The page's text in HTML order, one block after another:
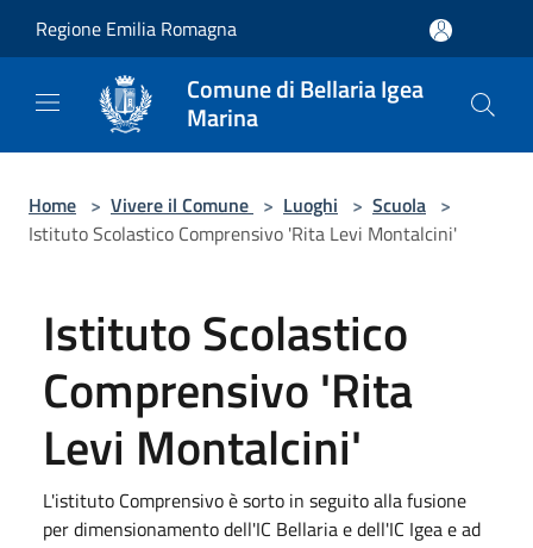
Regione Emilia Romagna
Comune di Bellaria Igea
Marina
Home > Vivere il Comune > Luoghi > Scuola >
Istituto Scolastico Comprensivo 'Rita Levi Montalcini'
Istituto Scolastico
Comprensivo 'Rita
Levi Montalcini'
L'istituto Comprensivo è sorto in seguito alla fusione
per dimensionamento dell'IC Bellaria e dell'IC Igea e ad